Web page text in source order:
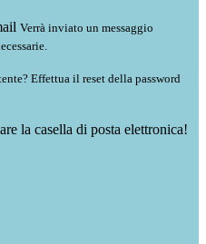
Verrà inviato un messaggio
Effettua il reset della password
la casella di posta elettronica!